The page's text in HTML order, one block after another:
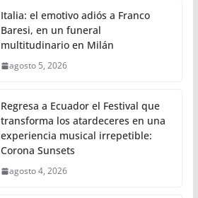
Italia: el emotivo adiós a Franco
Baresi, en un funeral
multitudinario en Milán
agosto 5, 2026
Regresa a Ecuador el Festival que
transforma los atardeceres en una
experiencia musical irrepetible:
Corona Sunsets
agosto 4, 2026